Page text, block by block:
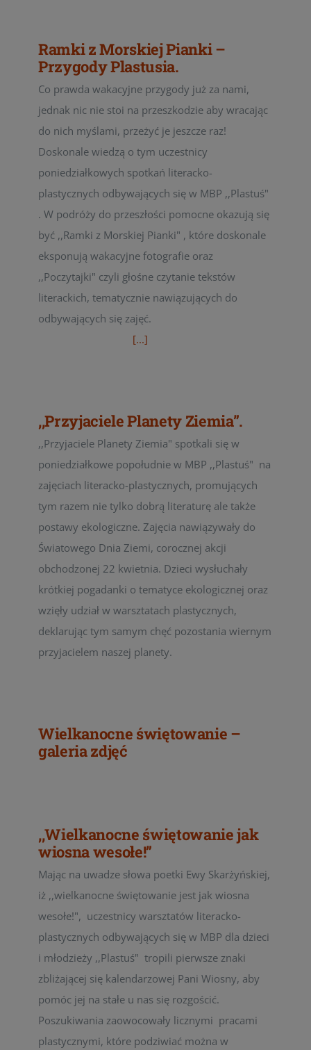
Ramki z Morskiej Pianki –
Przygody Plastusia.
Co prawda wakacyjne przygody już za nami,
jednak nic nie stoi na przeszkodzie aby wracając
do nich myślami, przeżyć je jeszcze raz!
Doskonale wiedzą o tym uczestnicy
poniedziałkowych spotkań literacko-
plastycznych odbywających się w MBP ,,Plastuś"
. W podróży do przeszłości pomocne okazują się
być ,,Ramki z Morskiej Pianki" , które doskonale
eksponują wakacyjne fotografie oraz
,,Poczytajki" czyli głośne czytanie tekstów
literackich, tematycznie nawiązujących do
odbywających się zajęć.
[...]
,,Przyjaciele Planety Ziemia”.
,,Przyjaciele Planety Ziemia" spotkali się w
poniedziałkowe popołudnie w MBP ,,Plastuś" na
zajęciach literacko-plastycznych, promujących
tym razem nie tylko dobrą literaturę ale także
postawy ekologiczne. Zajęcia nawiązywały do
Światowego Dnia Ziemi, corocznej akcji
obchodzonej 22 kwietnia. Dzieci wysłuchały
krótkiej pogadanki o tematyce ekologicznej oraz
wzięły udział w warsztatach plastycznych,
deklarując tym samym chęć pozostania wiernym
przyjacielem naszej planety.
Wielkanocne świętowanie –
galeria zdjęć
,,Wielkanocne świętowanie jak
wiosna wesołe!”
Mając na uwadze słowa poetki Ewy Skarżyńskiej,
iż ,,wielkanocne świętowanie jest jak wiosna
wesołe!", uczestnicy warsztatów literacko-
plastycznych odbywających się w MBP dla dzieci
i młodzieży ,,Plastuś" tropili pierwsze znaki
zbliżającej się kalendarzowej Pani Wiosny, aby
pomóc jej na stałe u nas się rozgościć.
Poszukiwania zaowocowały licznymi pracami
plastycznymi, które podziwiać można w